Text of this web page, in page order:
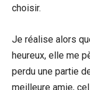
choisir.
Je réalise alors
heureux, elle me
perdu une partie
meilleure amie,